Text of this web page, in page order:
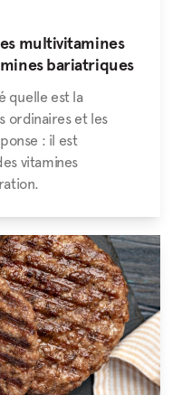
multivitamines
bariatriques
quelle est la
ordinaires et les
: il est
vitamines